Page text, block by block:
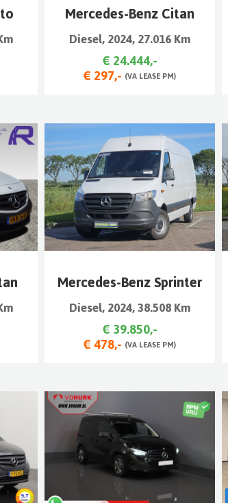
Mercedes-Benz Citan
Diesel, 2024, 27.016 Km
€ 24.444,-
€ 297,- (VA LEASE PM)
Mercedes-Benz Sprinter
Diesel, 2024, 38.508 Km
€ 39.850,-
€ 478,- (VA LEASE PM)